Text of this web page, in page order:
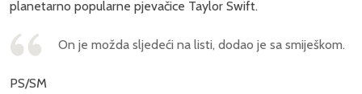
planetarno popularne pjevačice Taylor Swift.
On je možda sljedeći na listi, dodao je sa smiješkom.
PS/SM